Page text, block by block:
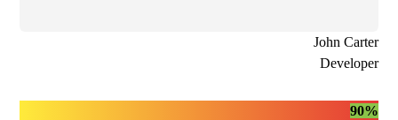
John Carter
Developer
90%